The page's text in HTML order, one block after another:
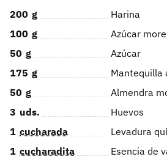
200 g
Harina
100 g
Azúcar
50 g
Azúcar
175 g
Mantequilla
50 g
Almendra
3 uds.
Huevos
1 cucharada
Levadura
1 cucharadita Esencia de